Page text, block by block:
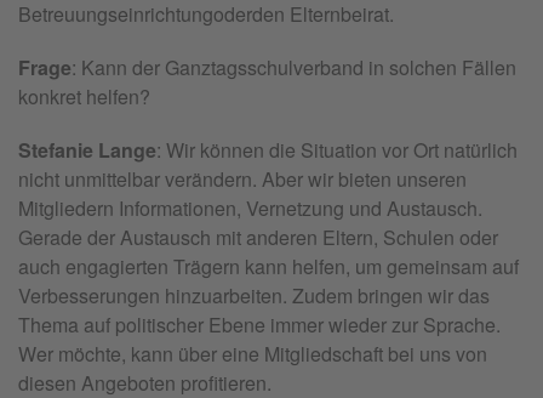
Betreuungseinrichtungoderden Elternbeirat.
Frage: Kann der Ganztagsschulverband in solchen Fällen
konkret helfen?
Stefanie Lange: Wir können die Situation vor Ort natürlich
nicht unmittelbar verändern. Aber wir bieten unseren
Mitgliedern Informationen, Vernetzung und Austausch.
Gerade der Austausch mit anderen Eltern, Schulen oder
auch engagierten Trägern kann helfen, um gemeinsam auf
Verbesserungen hinzuarbeiten. Zudem bringen wir das
Thema auf politischer Ebene immer wieder zur Sprache.
Wer möchte, kann über eine Mitgliedschaft bei uns von
diesen Angeboten profitieren.